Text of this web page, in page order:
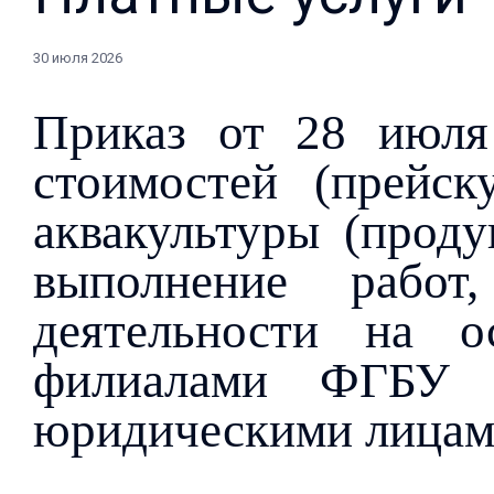
30 июля 2026
Приказ от 28
стоимостей
аквакультуры
выполнение
деятельности на
филиалами ФГБУ
юридическими